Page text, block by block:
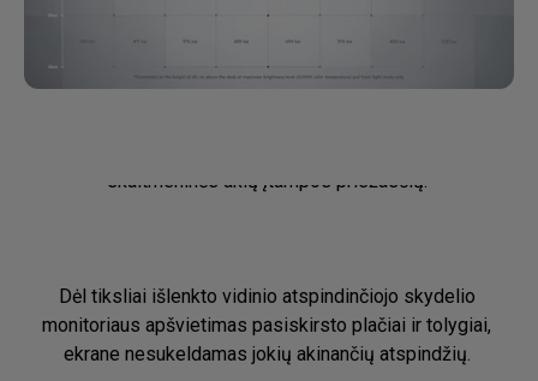
Unikalus asimetriškas optinis
dizainas
skaitmeninės akių įtampos priežasčių. ​
Dėl tiksliai išlenkto vidinio atspindinčiojo skydelio
monitoriaus apšvietimas pasiskirsto plačiai ir tolygiai,
ekrane nesukeldamas jokių akinančių atspindžių. ​